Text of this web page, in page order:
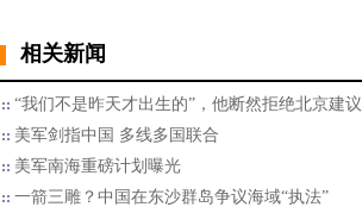
相关新闻
“我们不是昨天才出生的”，他断然拒绝北京建议
美军剑指中国 多线多国联合
美军南海重磅计划曝光
一箭三雕？中国在东沙群岛争议海域“执法”